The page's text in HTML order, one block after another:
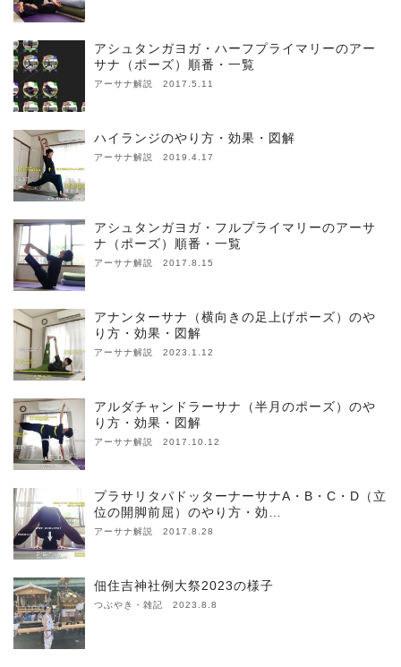
アシュタンガヨガ・ハーフプライマリーのアー
サナ（ポーズ）順番・一覧
アーサナ解説 2017.5.11
ハイランジのやり方・効果・図解
アーサナ解説 2019.4.17
アシュタンガヨガ・フルプライマリーのアーサ
ナ（ポーズ）順番・一覧
アーサナ解説 2017.8.15
アナンターサナ（横向きの足上げポーズ）のや
り方・効果・図解
アーサナ解説 2023.1.12
アルダチャンドラーサナ（半月のポーズ）のや
り方・効果・図解
アーサナ解説 2017.10.12
プラサリタパドッターナーサナA・B・C・D（立
位の開脚前屈）のやり方・効…
アーサナ解説 2017.8.28
佃住吉神社例大祭2023の様子
つぶやき・雑記 2023.8.8